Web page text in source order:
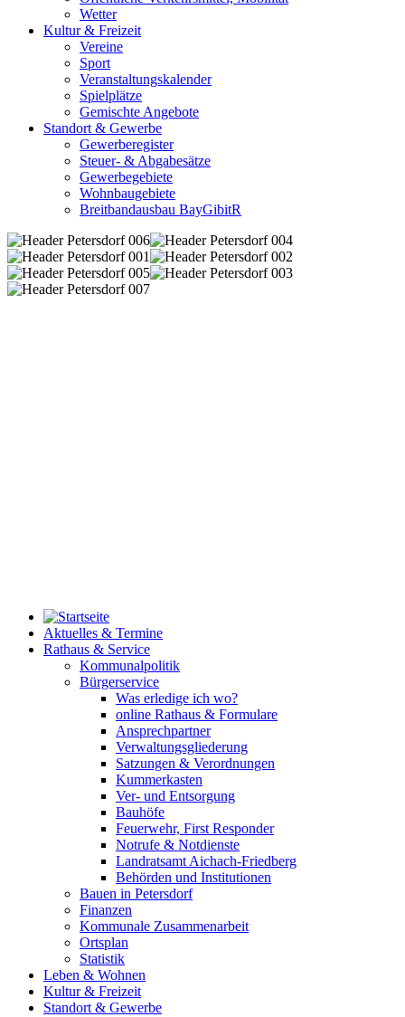
Wetter
Kultur & Freizeit
Vereine
Sport
Veranstaltungskalender
Spielplätze
Gemischte Angebote
Standort & Gewerbe
Gewerberegister
Steuer- & Abgabesätze
Gewerbegebiete
Wohnbaugebiete
Breitbandausbau BayGibitR
Aktuelles & Termine
Rathaus & Service
Kommunalpolitik
Bürgerservice
Was erledige ich wo?
online Rathaus & Formulare
Ansprechpartner
Verwaltungsgliederung
Satzungen & Verordnungen
Kummerkasten
Ver- und Entsorgung
Bauhöfe
Feuerwehr, First Responder
Notrufe & Notdienste
Landratsamt Aichach-Friedberg
Behörden und Institutionen
Bauen in Petersdorf
Finanzen
Kommunale Zusammenarbeit
Ortsplan
Statistik
Leben & Wohnen
Kultur & Freizeit
Standort & Gewerbe